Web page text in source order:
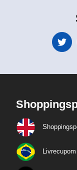
Livrecupom